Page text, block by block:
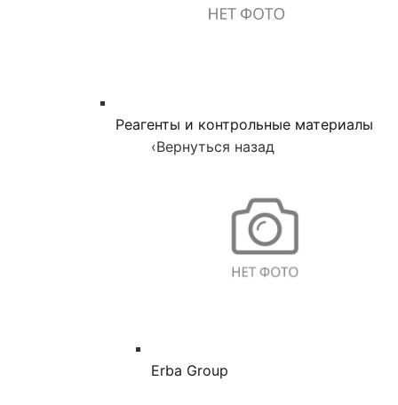
Реагенты и контрольные материалы
‹Вернуться назад
Erba Group